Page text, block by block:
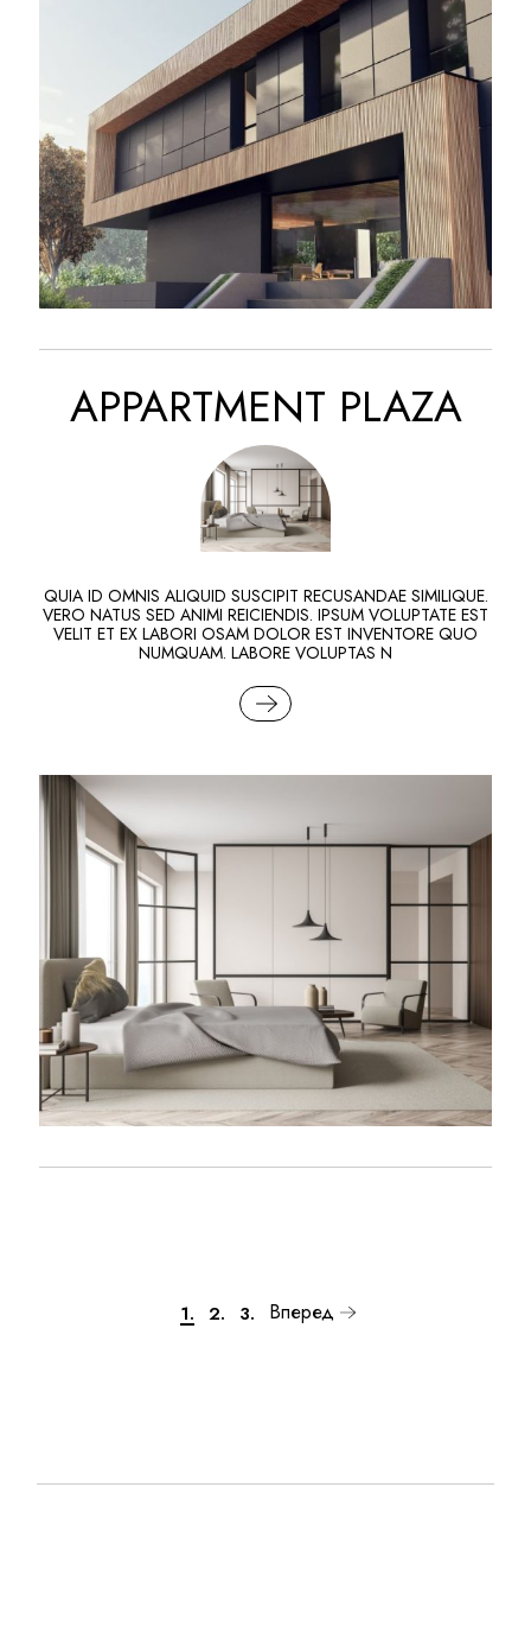
FURNITURE MODERN
APPARTMENT PLAZA
QUIA ID OMNIS ALIQUID SUSCIPIT RECUSANDAE SIMILIQUE.
VERO NATUS SED ANIMI REICIENDIS. IPSUM VOLUPTATE EST
VELIT ET EX LABORI OSAM DOLOR EST INVENTORE QUO
NUMQUAM. LABORE VOLUPTAS N
READ MORE
APPARTMENT COMPLEX ART
1. 2. 3. Вперед